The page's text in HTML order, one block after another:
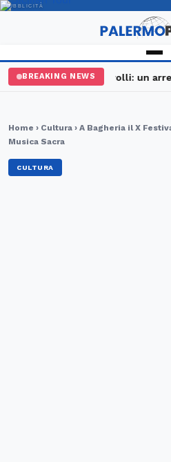
PUBBLICITÀ
BREAKING NEWS
Palermo, maxi controlli: un
Home › Cultura › A Bagheria il X
Musica Sacra
CULTURA